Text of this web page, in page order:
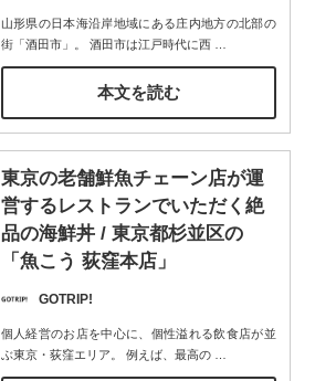
山形県の日本海沿岸地域にある庄内地方の北部の
街「酒田市」。 酒田市は江戸時代に西…
本文を読む
東京の老舗鮮魚チェーン店が運
営するレストランでいただく絶
品の海鮮丼 / 東京都杉並区の
「魚こう 荻窪本店」
GOTRIP!
個人経営のお店を中心に、個性溢れる飲食店が並
ぶ東京・荻窪エリア。 例えば、最高の…